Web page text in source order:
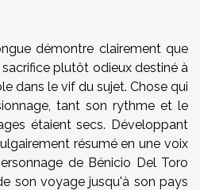
démontre clairement que
plutôt odieux destiné à
dans le vif du sujet. Chose qui
tant son rythme et le
étaient secs. Développant
résumé en une voix
de Bénicio Del Toro
son voyage jusqu'à son pays